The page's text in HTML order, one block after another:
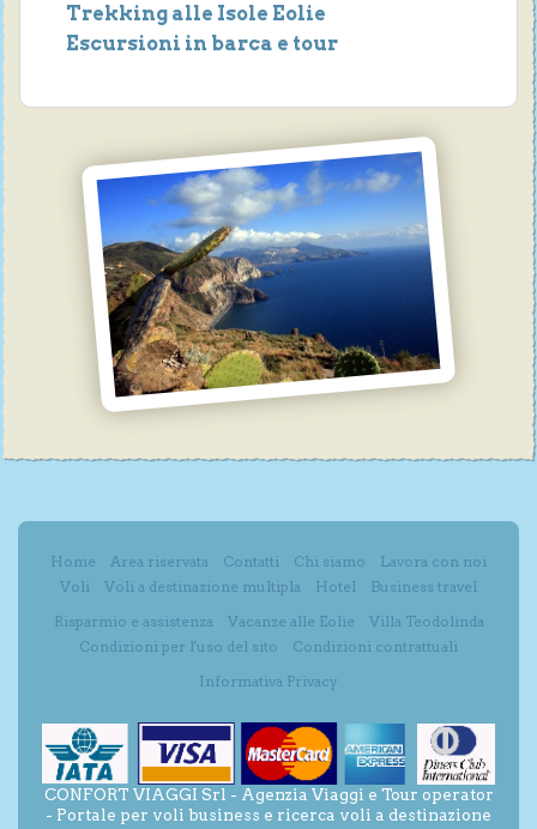
Trekking alle Isole Eolie
Escursioni in barca e tour
Home Area riservata Contatti Chi siamo
Lavora con noi
Voli
Voli a destinazione multipla Hotel
Business travel
Risparmio e assistenza
Vacanze alle Eolie
Villa Teodolinda
Condizioni per l'uso del sito
Condizioni contrattuali
Informativa Privacy
CONFORT VIAGGI Srl - Agenzia Viaggi e Tour operator
- Portale per voli business e ricerca voli a destinazione